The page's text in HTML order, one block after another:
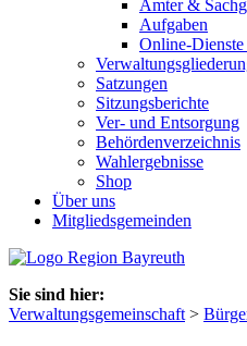
Ämter &
Aufgaben
Online-
Satzungen
Sitzungsberichte
Ver- und Entsorgung
Behördenverzeichnis
Wahlergebnisse
Shop
Über uns
Mitgliedsgemeinden
Sie sind hier:
Verwaltungsgemeinschaft >